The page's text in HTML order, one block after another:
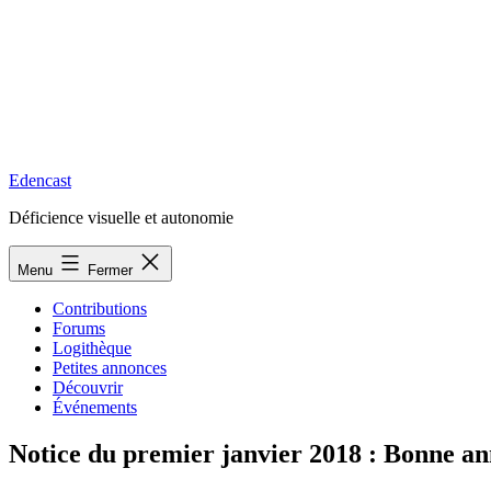
Edencast
Déficience visuelle et autonomie
Menu Fermer
Contributions
Forums
Logithèque
Petites annonces
Découvrir
Événements
Notice du premier janvier 2018 : Bonne